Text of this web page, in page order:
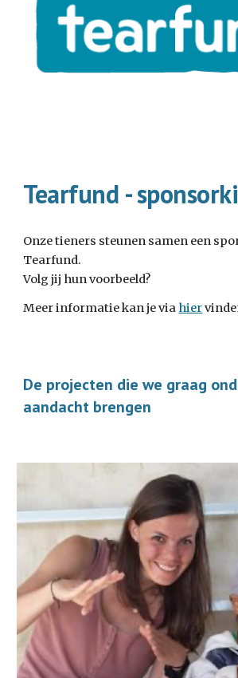
Tearfund -
Onze tieners steunen samen een
Tearfund.
Volg jij hun voorbeeld?
Meer informatie kan je via hier
De projecten die we graag
aandacht brengen